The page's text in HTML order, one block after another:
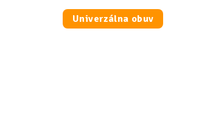
Univerzálna obuv